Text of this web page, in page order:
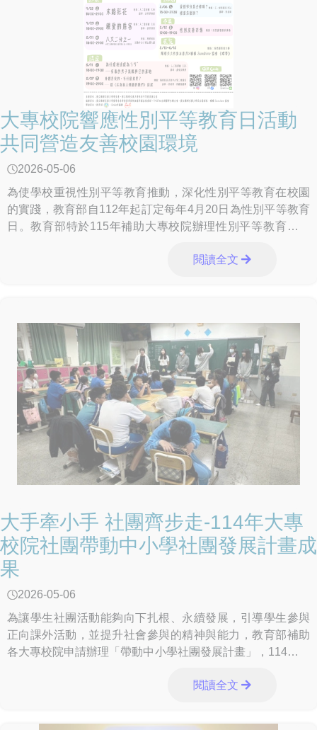
大專校院響應性別平等教育日活動
共同營造友善校園環境
2026-05-06
為使學校重視性別平等教育推動，深化性別平等教育在校園
的實踐，教育部自112年起訂定每年4月20日為性別平等教育
日。教育部特於115年補助大專校院辦理性別平等教育日活
閱讀全文
大手牽小手 社團齊步走-114年大專
校院社團帶動中小學社團發展計畫成
果
2026-05-06
為讓學生社團活動能夠向下扎根、永續發展，引導學生參與
正向課外活動，並提升社會參與的精神與能力，教育部補助
各大專校院申請辦理「帶動中小學社團發展計畫」，114年度
閱讀全文